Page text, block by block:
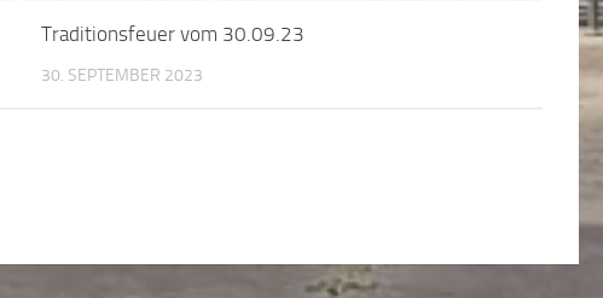
Traditionsfeuer vom 30.09.23
30. SEPTEMBER 2023